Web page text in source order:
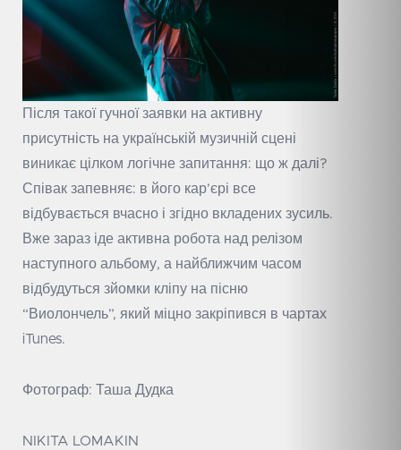
Після такої гучної заявки на активну
присутність на українській музичній сцені
виникає цілком логічне запитання: що ж далі?
Співак запевняє: в його кар’єрі все
відбувається вчасно і згідно вкладених зусиль.
Вже зараз іде активна робота над релізом
наступного альбому, а найближчим часом
відбудуться зйомки кліпу на пісню
“Виолончель”, який міцно закріпився в чартах
iTunes.
Фотограф: Таша Дудка
NIKITA LOMAKIN